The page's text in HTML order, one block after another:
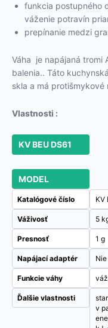
funkcia postupného
váženie potravín
prepínanie medzi
Váha je napájaná tromi
balenia.. Táto
skla a má protišmykové
Vlastnosti :
KV BEU DS61
MODEL
Katalógové číslo KV
Váživosť 5
Presnosť 1 g
Napájací adaptér Nie
Funkcie váhy
Ďalšie vlastnosti
v